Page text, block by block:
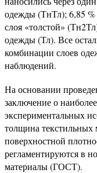
одежды (ТнТл); 6,85
слоя «толстой»
одежды (Тл). Все
комбинации слоев
наблюдений.
На основании
заключение о
экспериментальных
толщина текстильных
поверхностной
регламентируются в
материалы (ГОСТ).